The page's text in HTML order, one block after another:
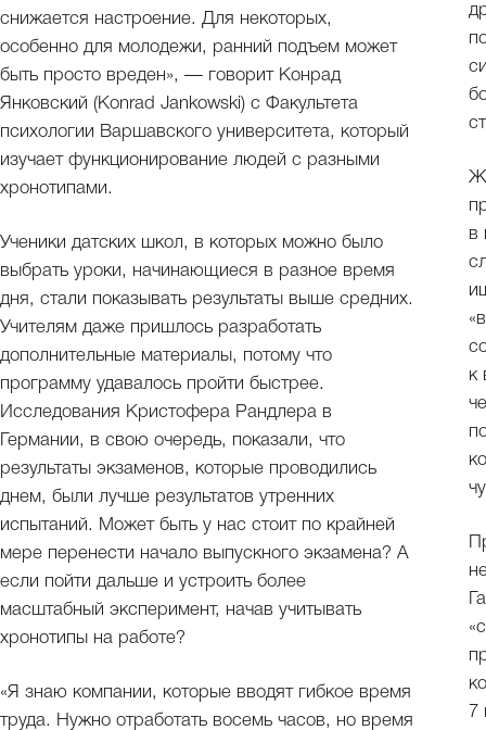
снижается настроение. Для некоторых,
особенно для молодежи, ранний подъем может
быть просто вреден», — говорит Конрад
Янковский (Konrad Jankowski) с Факультета
психологии Варшавского университета, который
изучает функционирование людей с разными
хронотипами.
Ученики датских школ, в которых можно было
выбрать уроки, начинающиеся в разное время
дня, стали показывать результаты выше средних.
Учителям даже пришлось разработать
дополнительные материалы, потому что
программу удавалось пройти быстрее.
Исследования Кристофера Рандлера в
Германии, в свою очередь, показали, что
результаты экзаменов, которые проводились
днем, были лучше результатов утренних
испытаний. Может быть у нас стоит по крайней
мере перенести начало выпускного экзамена? А
если пойти дальше и устроить более
масштабный эксперимент, начав учитывать
хронотипы на работе?
«Я знаю компании, которые вводят гибкое время
труда. Нужно отработать восемь часов, но время
в
к
7